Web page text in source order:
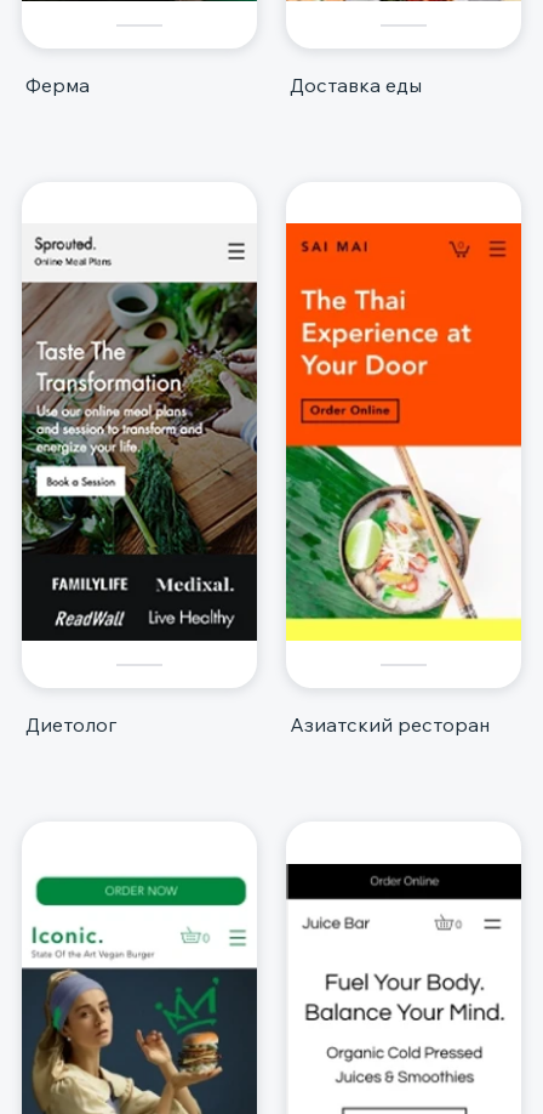
Ферма Доставка еды
Диетолог Азиатский ресторан